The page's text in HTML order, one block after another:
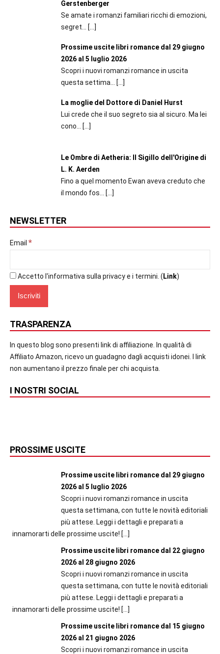
Gerstenberger
Se amate i romanzi familiari ricchi di emozioni,
segret... […]
Prossime uscite libri romance dal 29 giugno
2026 al 5 luglio 2026
Scopri i nuovi romanzi romance in uscita
questa settima...
[…]
La moglie del Dottore di Daniel Hurst
Lui crede che il suo segreto sia al sicuro. Ma lei
cono...
[…]
Le Ombre di Aetheria: Il Sigillo dell'Origine di
L. K. Aerden
Fino a quel momento Ewan aveva creduto che
il mondo fos... […]
NEWSLETTER
Email *
Accetto l'informativa sulla privacy e i termini. ( Link)
TRASPARENZA
In questo blog sono presenti link di affiliazione. In qualità di
Affiliato Amazon, ricevo un guadagno dagli acquisti idonei. I link
non aumentano il prezzo finale per chi acquista.
I NOSTRI SOCIAL
PROSSIME USCITE
Prossime uscite libri romance dal 29 giugno
2026 al 5 luglio 2026
Scopri i nuovi romanzi romance in uscita
questa settimana, con tutte le novità editoriali
più attese. Leggi i dettagli e preparati a
innamorarti delle prossime uscite! […]
Prossime uscite libri romance dal 22 giugno
2026 al 28 giugno 2026
Scopri i nuovi romanzi romance in uscita
questa settimana, con tutte le novità editoriali
più attese. Leggi i dettagli e preparati a
innamorarti delle prossime uscite! […]
Prossime uscite libri romance dal 15 giugno
2026 al 21 giugno 2026
Scopri i nuovi romanzi romance in uscita